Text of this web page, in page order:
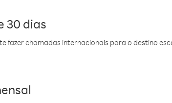
30 dias
fazer chamadas internacionais para o destino